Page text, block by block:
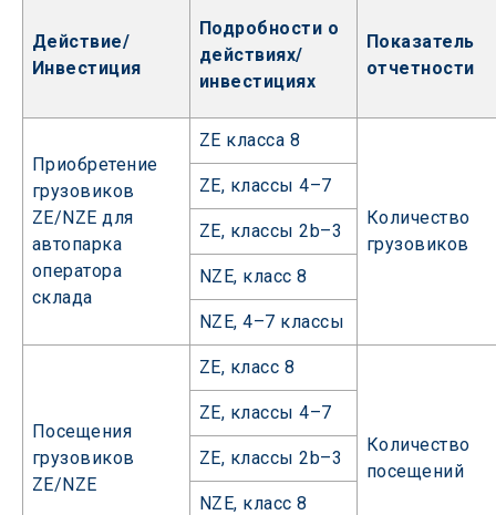
Действие/
Инвестиция
Подробности о
действиях/
инвестициях
Показатель
отчетности
Приобретение
грузовиков
ZE/NZE для
автопарка
оператора
склада
ZE класса 8
Количество
грузовиков
ZE, классы 4–7
ZE, классы 2b–3
NZE, класс 8
NZE, 4–7 классы
Посещения
грузовиков
ZE/NZE
ZE, класс 8
Количество
посещений
ZE, классы 4–7
ZE, классы 2b–3
NZE, класс 8